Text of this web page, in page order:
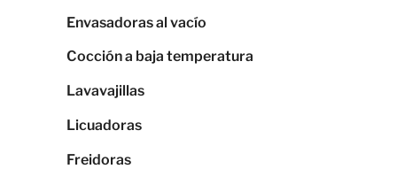
Envasadoras al vacío
Cocción a baja temperatura
Lavavajillas
Licuadoras
Freidoras